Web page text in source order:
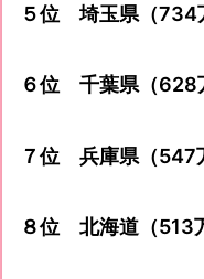
５位 埼玉県（734
６位 千葉県（628
７位 兵庫県（547
８位 北海道（513